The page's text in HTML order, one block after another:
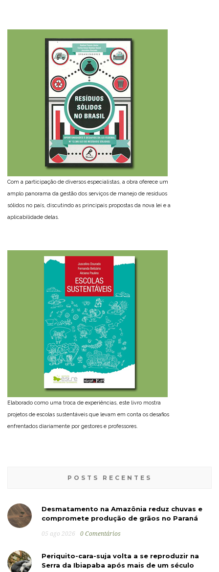
Com a participação de diversos especialistas, a obra oferece um
amplo panorama da gestão dos serviços de manejo de resíduos
sólidos no país, discutindo as principais propostas da nova lei e a
aplicabilidade delas.
Elaborado como uma troca de experiências, este livro mostra
projetos de escolas sustentáveis que levam em conta os desafios
enfrentados diariamente por gestores e professores.
POSTS RECENTES
Desmatamento na Amazônia reduz chuvas e
compromete produção de grãos no Paraná
05 ago 2026 0 Comentários
Periquito-cara-suja volta a se reproduzir na
Serra da Ibiapaba após mais de um século